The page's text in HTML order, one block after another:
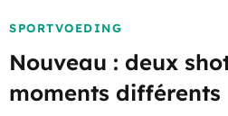
SPORTVOEDING
Nouveau : deux
moments différents